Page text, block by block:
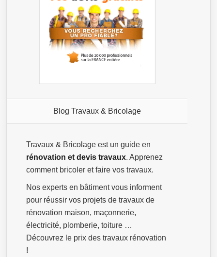
Blog Travaux & Bricolage
Travaux & Bricolage est un guide en
rénovation et devis travaux. Apprenez
comment bricoler et faire vos travaux.
Nos experts en bâtiment vous informent
pour réussir vos projets de travaux de
rénovation maison, maçonnerie,
électricité, plomberie, toiture …
Découvrez le prix des travaux rénovation
!